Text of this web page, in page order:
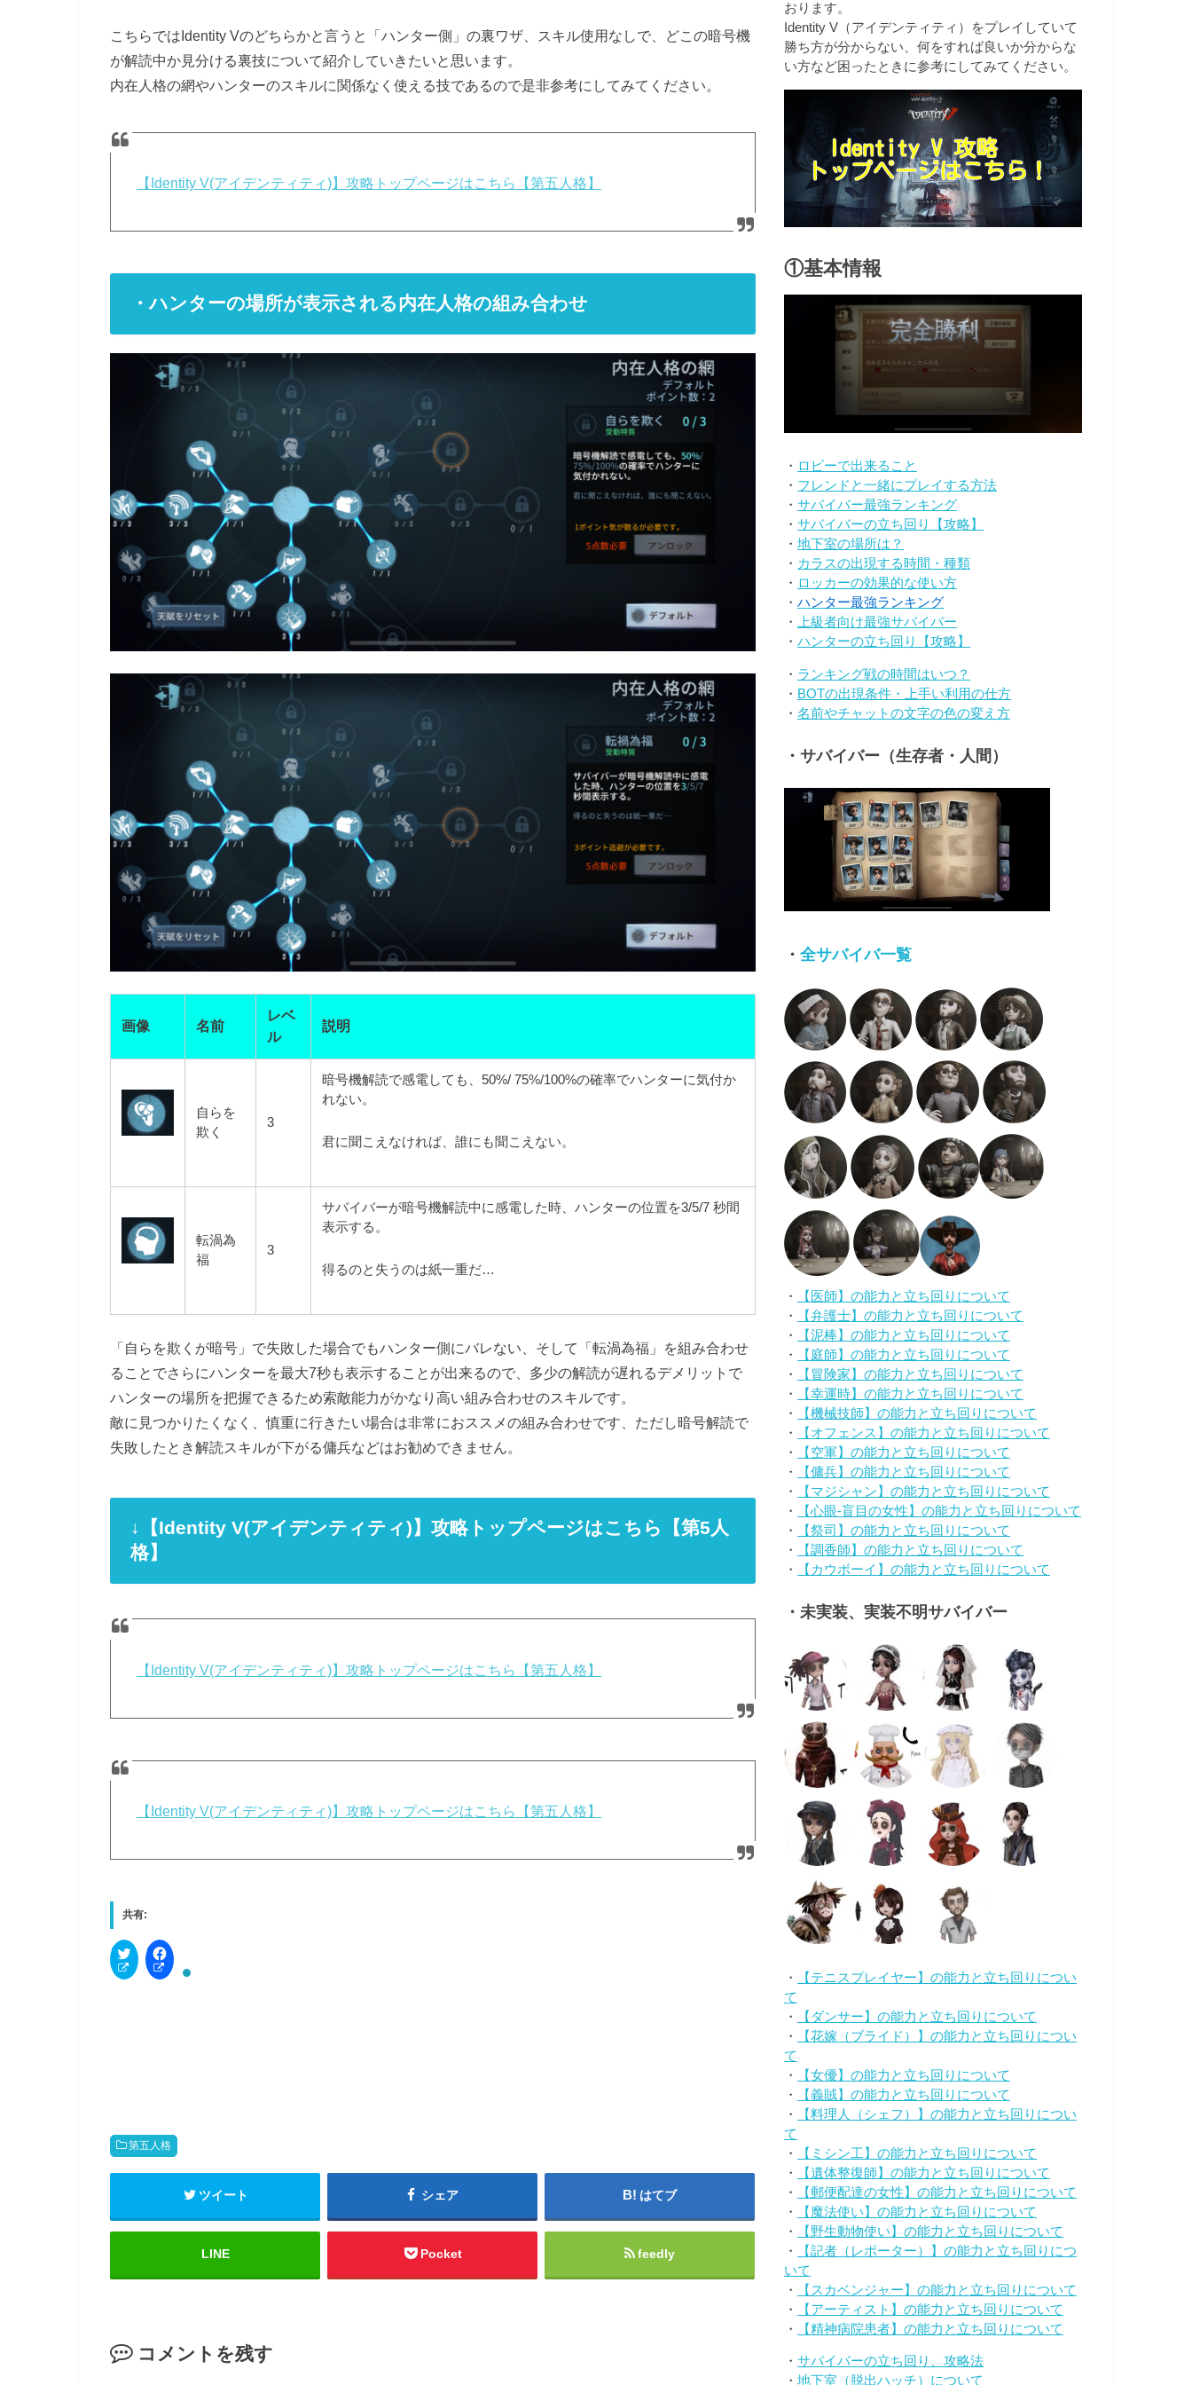
こちらではIdentity Vのどちらかと言うと「ハンター側」の裏ワザ、スキル使用なしで、どこの暗号機
が解読中か見分ける裏技について紹介していきたいと思います。
内在人格の網やハンターのスキルに関係なく使える技であるので是非参考にしてみてください。
【Identity V(アイデンティティ)】攻略トップページはこちら【第五人格】
・ハンターの場所が表示される内在人格の組み合わせ
画像 名前
レベ
ル
説明
自らを
欺く
3
暗号機解読で感電しても、50%/ 75%/100%の確率でハンターに気付か
れない。
君に聞こえなければ、誰にも聞こえない。
転渦為
福
3
サバイバーが暗号機解読中に感電した時、ハンターの位置を3/5/7 秒間
表示する。
得るのと失うのは紙一重だ…
「自らを欺くが暗号」で失敗した場合でもハンター側にバレない、そして「転渦為福」を組み合わせ
ることでさらにハンターを最大7秒も表示することが出来るので、多少の解読が遅れるデメリットで
ハンターの場所を把握できるため索敵能力がかなり高い組み合わせのスキルです。
敵に見つかりたくなく、慎重に行きたい場合は非常におススメの組み合わせです、ただし暗号解読で
失敗したとき解読スキルが下がる傭兵などはお勧めできません。
↓【Identity V(アイデンティティ)】攻略トップページはこちら【第5人
格】
【Identity V(アイデンティティ)】攻略トップページはこちら【第五人格】
【Identity V(アイデンティティ)】攻略トップページはこちら【第五人格】
共有:
C
i
i
t
t
e
し
)
F
a
c
リ
ッ
ク
し
さ
で
開
第五人格
ツイート シェア はてブ
LINE Pocket feedly
コメントを残す
おります。
Identity V（アイデンティティ）をプレイしていて
勝ち方が分からない、何をすれば良いか分からな
い方など困ったときに参考にしてみてください。
①基本情報
・ ロビーで出来ること
・ フレンドと一緒にプレイする方法
・ サバイバー最強ランキング
・ サバイバーの立ち回り【攻略】
・ 地下室の場所は？
・ カラスの出現する時間・種類
・ ロッカーの効果的な使い方
・ ハンター最強ランキング
・ 上級者向け最強サバイバー
・ ハンターの立ち回り【攻略】
・ ランキング戦の時間はいつ？
・ BOTの出現条件・上手い利用の仕方
・ 名前やチャットの文字の色の変え方
・サバイバー（生存者・人間）
・ 全サバイバ一覧
・
【医師】の能力と立ち回りについて
・
【弁護士】の能力と立ち回りについて
・
【泥棒】の能力と立ち回りについて
・
【庭師】の能力と立ち回りについて
・
【冒険家】の能力と立ち回りについて
・
【幸運時】の能力と立ち回りについて
・
【機械技師】の能力と立ち回りについて
・
【オフェンス】の能力と立ち回りについて
・
【空軍】の能力と立ち回りについて
・
【傭兵】の能力と立ち回りについて
・
【マジシャン】の能力と立ち回りについて
・
【心眼-盲目の女性】の能力と立ち回りについて
・
【祭司】の能力と立ち回りについて
・
【調香師】の能力と立ち回りについて
・
【カウボーイ】の能力と立ち回りについて
・未実装、実装不明サバイバー
・
【テニスプレイヤー】の能力と立ち回りについ
て
・
【ダンサー】の能力と立ち回りについて
・
【花嫁（ブライド）】の能力と立ち回りについ
て
・
【女優】の能力と立ち回りについて
・
【義賊】の能力と立ち回りについて
・
【料理人（シェフ）】の能力と立ち回りについ
て
・
【ミシン工】の能力と立ち回りについて
・
【遺体整復師】の能力と立ち回りについて
・
【郵便配達の女性】の能力と立ち回りについて
・
【魔法使い】の能力と立ち回りについて
・
【野生動物使い】の能力と立ち回りについて
・
【記者（レポーター）】の能力と立ち回りにつ
いて
・
【スカベンジャー】の能力と立ち回りについて
・
【アーティスト】の能力と立ち回りについて
・
【精神病院患者】の能力と立ち回りについて
・ サバイバーの立ち回り、攻略法
・ 地下室（脱出ハッチ）について